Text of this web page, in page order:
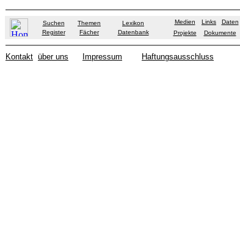
Suchen Themen
Lexikon
Register
Fächer Datenbank
Medien Links
Daten
Projekte
Dokumente
Kontakt über uns Impressum Haftungsausschluss